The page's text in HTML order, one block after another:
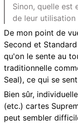
Sinon, quelle est
de leur
De mon point de
Second et
qu'on le sente au
traditionnelle
Seal), ce qui se
Bien sûr,
(etc.) cartes
peut sembler